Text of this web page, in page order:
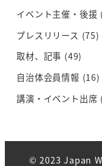
イベント主催・後援
プレスリリース (75)
取材、記事 (49)
自治体会員情報 (16)
講演・イベント出席
© 2023 Japan